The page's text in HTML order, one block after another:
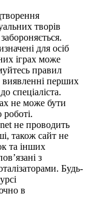
творів
для осіб
іграх може
правил
виявленні перших
спеціаліста.
не може бути
не проводить
також сайт не
та інших
з
Будь-
в